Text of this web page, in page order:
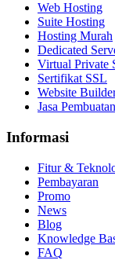
Web Hosting
Suite Hosting
Hosting Murah
Dedicated
Virtual Private
Sertifikat SSL
Website
Jasa
Informasi
Fitur &
Pembayaran
Promo
News
Blog
Knowledge
FAQ